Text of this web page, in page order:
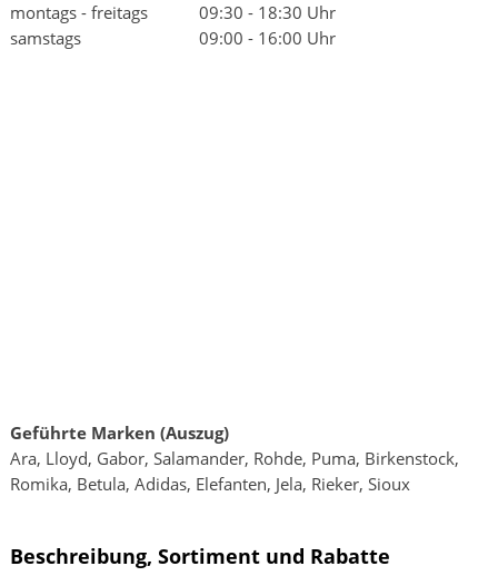
montags - freitags
09:30 - 18:30 Uhr
samstags
09:00 - 16:00 Uhr
Geführte Marken (Auszug)
Ara, Lloyd, Gabor, Salamander, Rohde, Puma, Birkenstock,
Romika, Betula, Adidas, Elefanten, Jela, Rieker, Sioux
Beschreibung, Sortiment und Rabatte